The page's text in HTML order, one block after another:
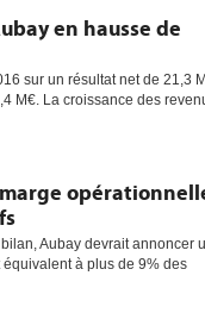
en hausse de
sur un résultat net de 21,3
M€. La croissance des
Aubay devrait annoncer
à plus de 9% des